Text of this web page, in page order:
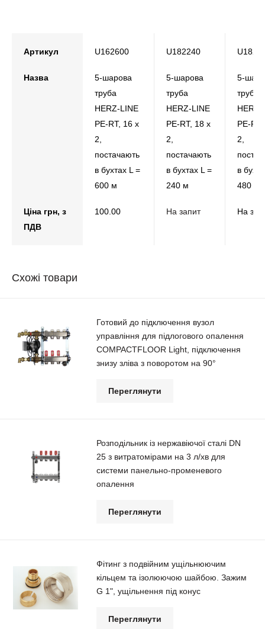
Артикул U162600 U182240
Назва
5-шарова
труба
HERZ-LINE
PE-RT, 16 x
2,
постачають
в бухтах L =
600 м
5-шарова
труба
HERZ-LINE
PE-RT, 18 x
2,
постачають
в бухтах L =
240 м
5-
труба
HERZ-
PE-
2,
в
480 м
Ціна грн, з
ПДВ
100.00 На запит На
Схожі товари
Готовий до підключення вузол
управління для підлогового опалення
COMPACTFLOOR Light, підключення
знизу зліва з поворотом на 90°
Переглянути
Розподільник із нержавіючої сталі DN
25 з витратомірами на 3 л/хв для
системи панельно-променевого
опалення
Переглянути
Фітинг з подвійним ущільнюючим
кільцем та ізолюючою шайбою. Зажим
G 1", ущільнення під конус
Переглянути